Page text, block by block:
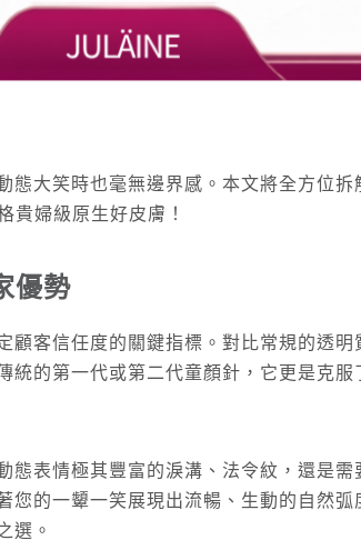
大笑時也毫無邊界感。本文將全方位
貴婦級原生好皮膚！
優勢
客信任度的關鍵指標。對比常規的透
的第一代或第二代童顏針，它更是克
表情極其豐富的淚溝、法令紋，還是
的一顰一笑展現出流暢、生動的自然
選。